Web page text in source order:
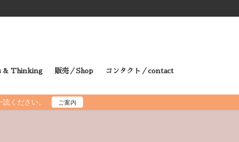
& Thinking 販売／Shop コンタクト／contact
ください。 ご案内